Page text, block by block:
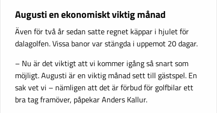
Augusti en ekonomiskt viktig månad
Även för två år sedan satte regnet käppar i hjulet för
dalagolfen. Vissa banor var stängda i uppemot 20 dagar.
– Nu är det viktigt att vi kommer igång så snart som
möjligt. Augusti är en viktig månad sett till gästspel. En
sak vet vi – nämligen att det är förbud för golfbilar ett
bra tag framöver, påpekar Anders Kallur.